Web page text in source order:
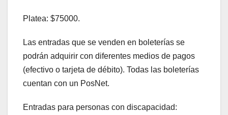
Platea: $75000.
Las entradas que se venden en boleterías se
podrán adquirir con diferentes medios de pagos
(efectivo o tarjeta de débito). Todas las boleterías
cuentan con un PosNet.
Entradas para personas con discapacidad: